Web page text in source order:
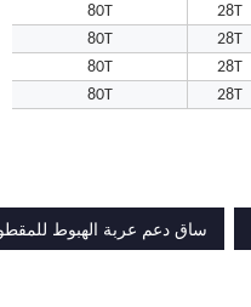
28T
80T
28T
80T
28T
80T
28T
80T
ساق دعم عربة الهبوط